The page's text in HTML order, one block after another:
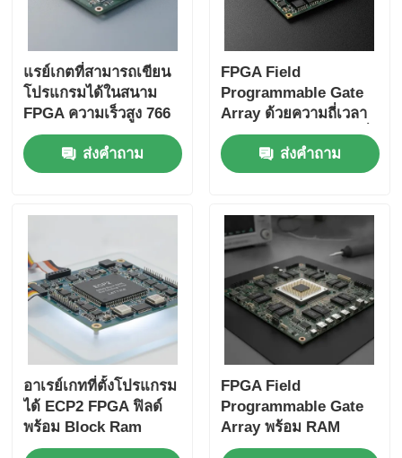
แรย์เกตที่สามารถเขียน
โปรแกรมได้ในสนาม
FPGA ความเร็วสูง 766
MHz ด้วย 22uF
Tantalum Capacitor
และ 6 Microseconds
ส่งคำถาม
FPGA Field
Programmable Gate
Array ด้วยความถี่เวลา
สูงสุด 766 MHz ความถี่
เวลาสูงสุด 229 Kbit
แรมกระจายและอินเต
ส่งคำถาม
อาเรย์เกทที่ตั้งโปรแกรม
ได้ ECP2 FPGA ฟิลด์
พร้อม Block Ram
สูงสุด 68 Mb และเวลา
FPGA Field
Programmable Gate
Array พร้อม RAM
ขนาด 68 Mb สําหรับ